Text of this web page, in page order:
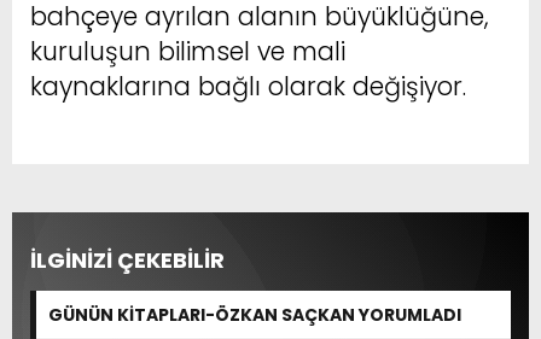
bahçeye ayrılan alanın büyüklüğüne,
kuruluşun bilimsel ve mali
kaynaklarına bağlı olarak değişiyor.
İLGİNİZİ ÇEKEBİLİR
GÜNÜN KİTAPLARI-ÖZKAN SAÇKAN YORUMLADI